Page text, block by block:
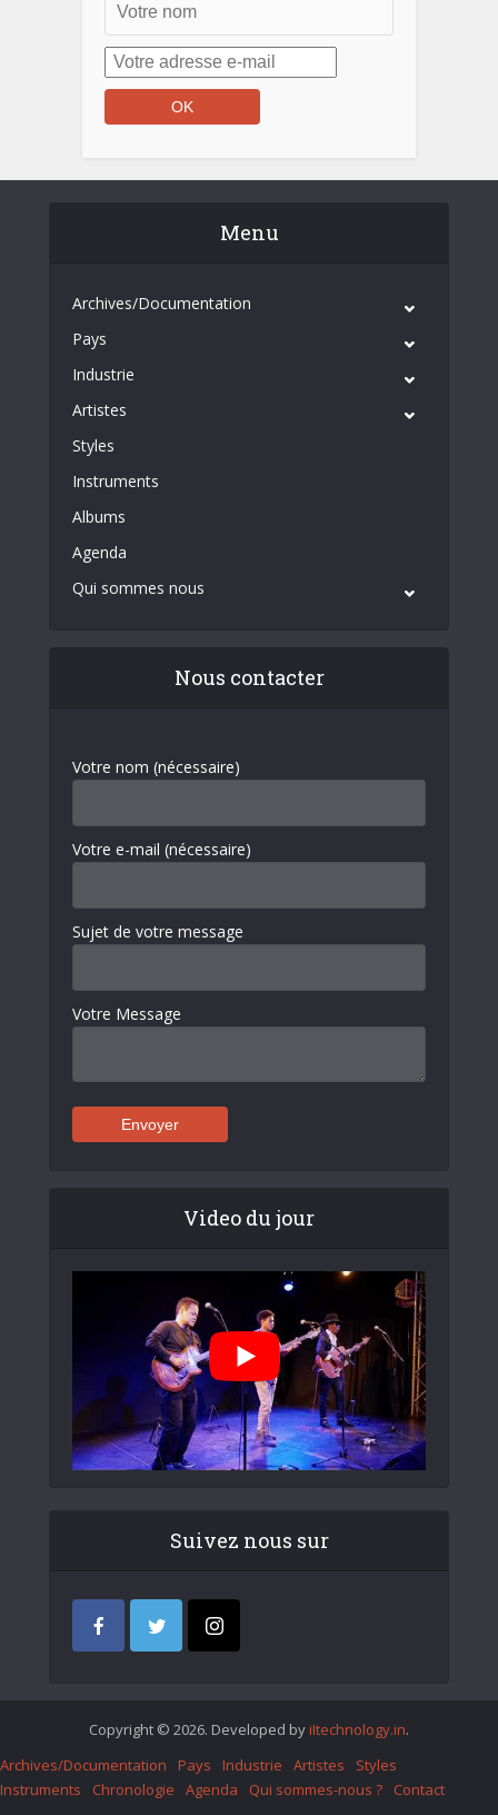
Menu
Archives/Documentation
Pays
Industrie
Artistes
Styles
Instruments
Albums
Agenda
Qui sommes nous
Nous contacter
Votre nom (nécessaire)
Votre e-mail (nécessaire)
Sujet de votre message
Votre Message
Video du jour
Suivez nous sur
Copyright © 2026. Developed by iItechnology.in.
Archives/Documentation
Pays Industrie Artistes
Styles
Instruments
Chronologie Agenda Qui sommes-nous ? Contact